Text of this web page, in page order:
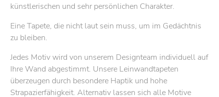
künstlerischen und sehr persönlichen Charakter.
Eine Tapete, die nicht laut sein muss, um im Gedächtnis
zu bleiben.
Jedes Motiv wird von unserem Designteam individuell auf
Ihre Wand abgestimmt. Unsere Leinwandtapeten
überzeugen durch besondere Haptik und hohe
Strapazierfähigkeit. Alternativ lassen sich alle Motive